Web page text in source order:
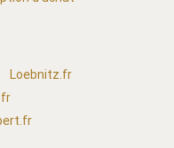
Loebnitz.fr